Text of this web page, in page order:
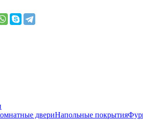
двериНапольные покрытия